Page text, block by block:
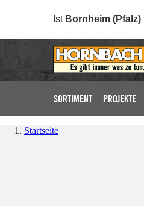
Ist Bornheim (Pfalz)
SORTIMENT PROJEKTE
Startseite